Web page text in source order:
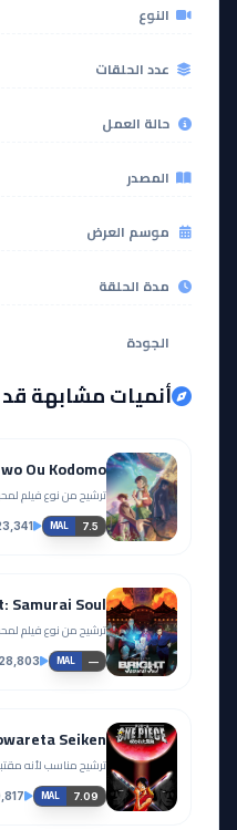
النوع
عدد الحلقات
حالة العمل
المصدر
موسم العرض
مدة الحلقة
الجودة
أنميات مشابهة
Ou Kodomo
ترشيح من نوع فيلم
MAL 7.5
Samurai Soul
ترشيح من نوع فيلم
MAL —
28,803
Seiken
ترشيح مناسب لأنه
MAL 7.09